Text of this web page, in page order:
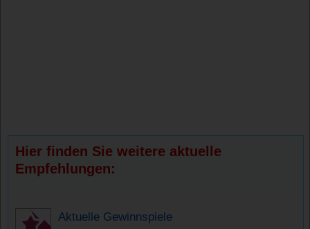
Hier finden Sie weitere aktuelle
Empfehlungen:
Aktuelle Gewinnspiele